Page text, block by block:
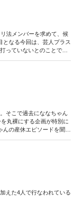
法メンバーを求めて、候
なる今回は、芸人プラス
っていないとのことで、
に収録されたものです／
そこで過去にななちゃん
丸裸にする企画が特別に
の産休エピソードを聞き
に収録されたものです／
えた4人で行なわれている